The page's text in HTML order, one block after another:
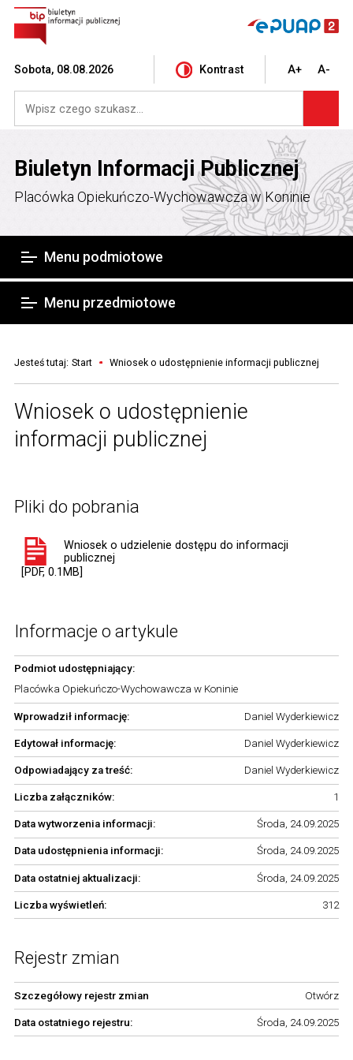
Sobota, 08.08.2026 Kontrast A+ A-
Biuletyn Informacji Publicznej
Placówka Opiekuńczo-Wychowawcza w Koninie
Menu podmiotowe
Menu przedmiotowe
Jesteś tutaj: Start Wniosek o udostępnienie informacji publicznej
Wniosek o udostępnienie
informacji publicznej
Pliki do pobrania
Wniosek o udzielenie dostępu do informacji
publicznej
[PDF, 0.1MB]
Informacje o artykule
Podmiot udostępniający:
Placówka Opiekuńczo-Wychowawcza w Koninie
Wprowadził informację: Daniel Wyderkiewicz
Edytował informację: Daniel Wyderkiewicz
Odpowiadający za treść: Daniel Wyderkiewicz
Liczba załączników: 1
Data wytworzenia informacji: Środa, 24.09.2025
Data udostępnienia informacji: Środa, 24.09.2025
Data ostatniej aktualizacji: Środa, 24.09.2025
Liczba wyświetleń: 312
Rejestr zmian
Szczegółowy rejestr zmian Otwórz
Data ostatniego rejestru: Środa, 24.09.2025